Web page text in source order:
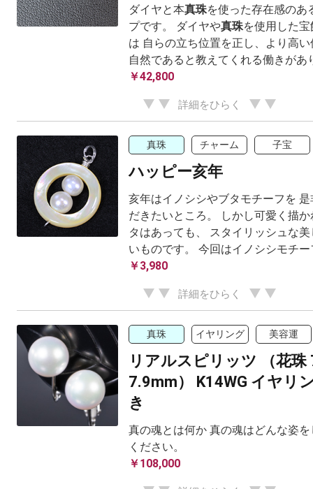
ダイヤと本真珠を使った存在感のあ
プです。 ダイヤや真珠を使用した
は 自らの立ち位置を正し、より高
自然であると教えてくれる働きがあ
￥42,800
詳細をひらく
真珠 チャーム 子宝
ハッピー亥年
亥年はイノシシやブタモチーフを
だきたいところ。 しかし可愛く描
タはあっても、 スタイリッシュな
いものです。 今回はイノシシモチー
￥3,980
詳細をひらく
真珠 イヤリング 美容運
リアルスピリッツ （花珠
7.9mm） K14WG イヤリ
き
真の魂とは何か 真の魂はどんな姿
ください。
￥108,000